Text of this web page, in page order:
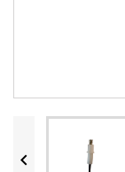

